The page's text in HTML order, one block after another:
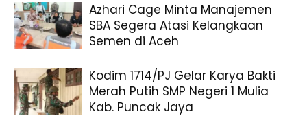
Azhari Cage Minta Manajemen
SBA Segera Atasi Kelangkaan
Semen di Aceh
Kodim 1714/PJ Gelar Karya Bakti
Merah Putih SMP Negeri 1 Mulia
Kab. Puncak Jaya